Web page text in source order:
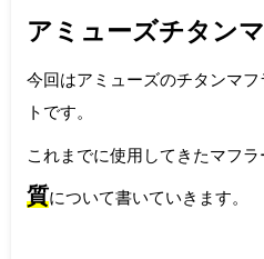
アミューズチタン
今回はアミューズのチタンマ
トです。
これまでに使用してきたマフ
質について書いていきます。